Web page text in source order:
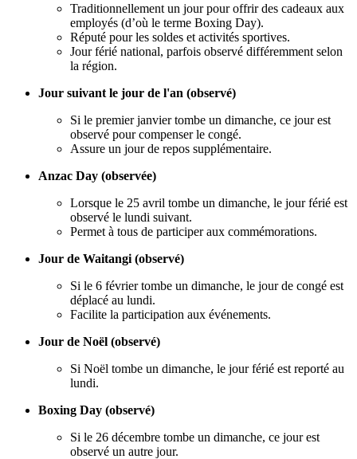
Traditionnellement un jour pour offrir des cadeaux aux
employés (d’où le terme Boxing Day).
Réputé pour les soldes et activités sportives.
Jour férié national, parfois observé différemment selon
la région.
Jour suivant le jour de l'an (observé)
Si le premier janvier tombe un dimanche, ce jour est
observé pour compenser le congé.
Assure un jour de repos supplémentaire.
Anzac Day (observée)
Lorsque le 25 avril tombe un dimanche, le jour férié est
observé le lundi suivant.
Permet à tous de participer aux commémorations.
Jour de Waitangi (observé)
Si le 6 février tombe un dimanche, le jour de congé est
déplacé au lundi.
Facilite la participation aux événements.
Jour de Noël (observé)
Si Noël tombe un dimanche, le jour férié est reporté au
lundi.
Boxing Day (observé)
Si le 26 décembre tombe un dimanche, ce jour est
observé un autre jour.